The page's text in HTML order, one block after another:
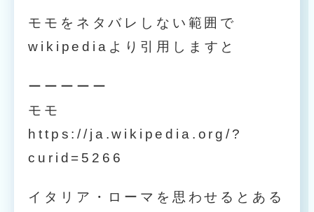
モモをネタバレしない範囲で
wikipediaより引用しますと
ーーーーー
モモ
https://ja.wikipedia.org/?
curid=5266
イタリア・ローマを思わせるとある